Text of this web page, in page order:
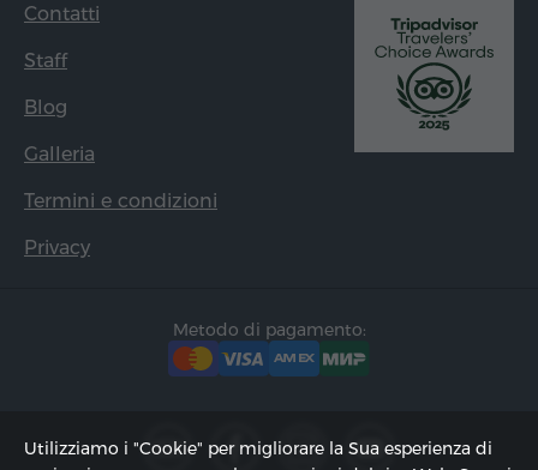
Contatti
Staff
Blog
Galleria
Termini e condizioni
Privacy
Metodo di pagamento:
Utilizziamo i "Cookie" per migliorare la Sua esperienza di